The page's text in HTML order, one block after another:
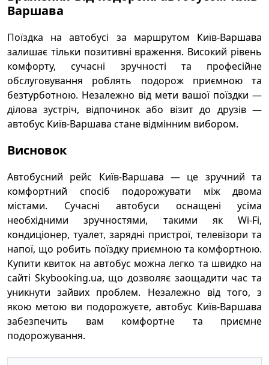
Варшава
Поїздка на автобусі за маршрутом Київ-Варшава
залишає тільки позитивні враження. Високий рівень
комфорту, сучасні зручності та професійне
обслуговування роблять подорож приємною та
безтурботною. Незалежно від мети вашої поїздки —
ділова зустріч, відпочинок або візит до друзів —
автобус Київ-Варшава стане відмінним вибором.
Висновок
Автобусний рейс Київ-Варшава — це зручний та
комфортний спосіб подорожувати між двома
містами. Сучасні автобуси оснащені усіма
необхідними зручностями, такими як Wi-Fi,
кондиціонер, туалет, зарядні пристрої, телевізори та
напої, що робить поїздку приємною та комфортною.
Купити квиток на автобус можна легко та швидко на
сайті Skybooking.ua, що дозволяє заощадити час та
уникнути зайвих проблем. Незалежно від того, з
якою метою ви подорожуєте, автобус Київ-Варшава
забезпечить вам комфортне та приємне
подорожування.